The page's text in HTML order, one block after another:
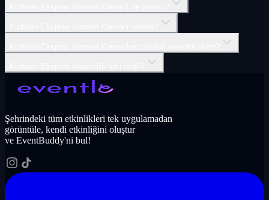
Şehrindeki tüm etkinlikleri tek uygulamadan
görüntüle, kendi etkinliğini oluştur
ve EventBuddy'ni bul!